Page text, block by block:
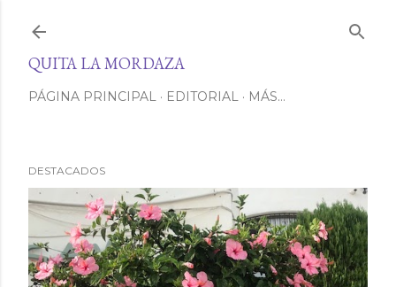
QUITA LA MORDAZA
PÁGINA PRINCIPAL EDITORIAL MÁS…
DESTACADOS